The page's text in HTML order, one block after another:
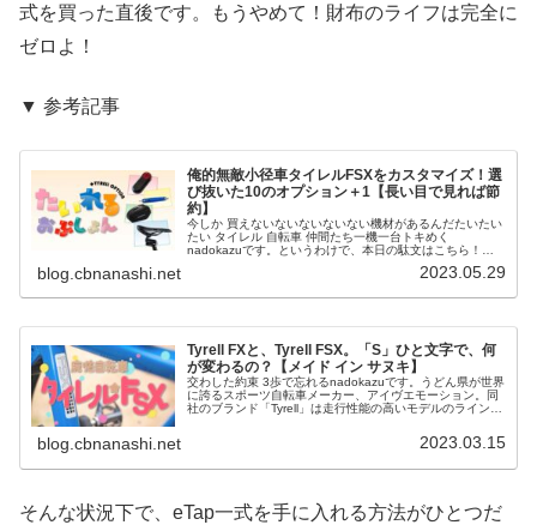
式を買った直後です。もうやめて！財布のライフは完全に
ゼロよ！
▼ 参考記事
俺的無敵小径車タイレルFSXをカスタマイズ！選
び抜いた10のオプション＋1【長い目で見れば節
約】
今しか 買えないないないないない機材があるんだたいたい
たい タイレル 自転車 仲間たち一機一台トキめく
nadokazuです。というわけで、本日の駄文はこちら！ヒ
blog.cbnanashi.net 2023.05.29
Tyrell FXと、Tyrell FSX。「S」ひと文字で、何
が変わるの？【メイド イン サヌキ】
交わした約束 3歩で忘れるnadokazuです。うどん県が世界
に誇るスポーツ自転車メーカー、アイヴエモーション。同
社のブランド「Tyrell」は走行性能の高いモデルのラインナ
blog.cbnanashi.net 2023.03.15
そんな状況下で、eTap一式を手に入れる方法がひとつだ